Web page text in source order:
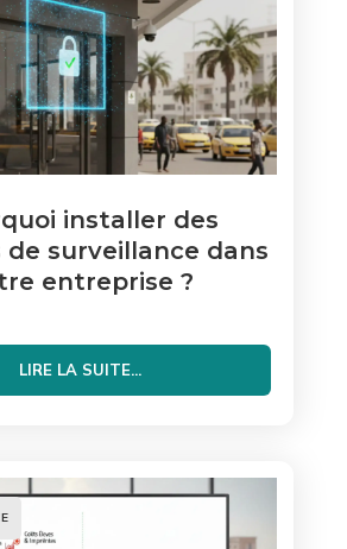
installer des
de surveillance dans
entreprise ?
LIRE LA SUITE...